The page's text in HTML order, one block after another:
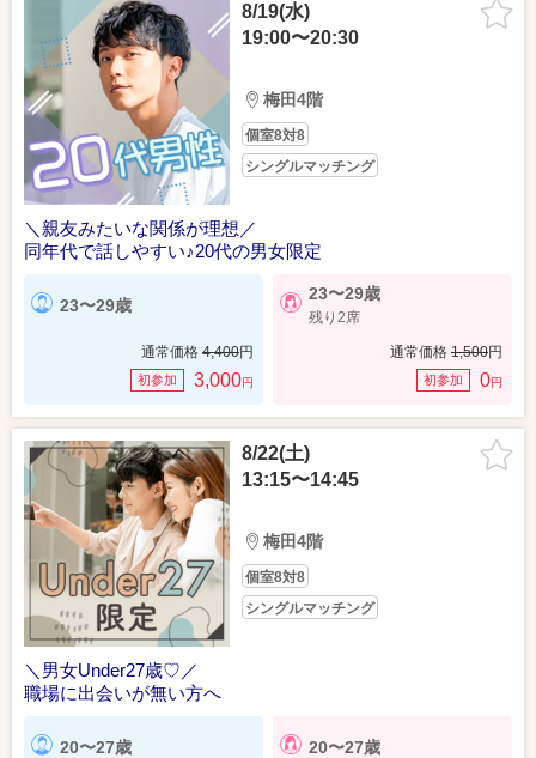
8/19(水)
19:00〜20:30
梅田4階
個室8対8
シングルマッチング
＼親友みたいな関係が理想／
同年代で話しやすい♪20代の男女限定
23〜29歳
通常価格 4,400円
初参加 3,000円
23〜29歳
残り2席
通常価格 1,500円
初参加 0円
8/22(土)
13:15〜14:45
梅田4階
個室8対8
シングルマッチング
＼男女Under27歳♡／
職場に出会いが無い方へ
20〜27歳 20〜27歳